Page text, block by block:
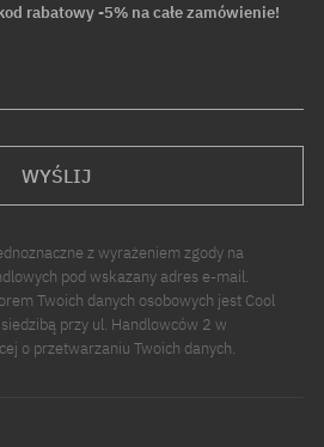
rabatowy -5% na całe zamówienie!
WYŚLIJ
z wyrażeniem zgody na
pod wskazany adres e-mail.
Twoich danych osobowych jest Cool
przy ul. Handlowców 2 w
o przetwarzaniu Twoich danych.